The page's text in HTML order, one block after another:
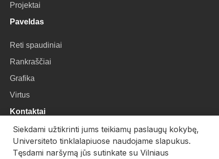
Projektai
Paveldas
Reti spaudiniai
Rankraščiai
Grafika
Virtus
Kontaktai
VU Biblioteka
Universiteto g. 3, LT-01122, Vilnius
Siekdami užtikrinti jums teikiamų paslaugų kokybę,
Universiteto tinklalapiuose naudojame slapukus.
Tęsdami naršymą jūs sutinkate su Vilniaus